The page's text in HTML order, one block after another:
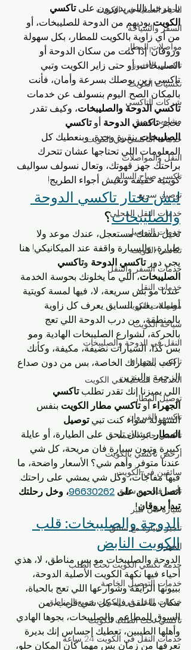
الحياة العملية في الكويت
السفر والسياحة
مواصلات المطار
تاكسي الأفنيوز
تكسيات الكويت
شركات التاكسي
مشاوير يومية
خدمات التاكسي في الكويت
النقل والمواصلات
تاكسي صباح السالم
توصيل سريع
خدمات النقل المحلي
خدمات التوصيل
تكاسي الكويت
خدمات السفر والتنقل
خدمات النقل
مواصلات الكويت
سياحة الكويت
النقل في الدوحة والصليبخات
تاكسي الجهراء
الخدمات المحلية في الكويت
توصيل المطار
تاكسي القيروان
تاكسي جابر الأحمد
أرخص تاكسي بالكويت
سائقين في الكويت
تأجير فان مع سايق
سيارة فان كبير
تأجير سيارة مع سائق
الجهراء
خدمة تكسي الكويت تحت الطلب
خدمات التوصيل الخاصة
خدمات النقل في الكويت جميع المناطق
تاكسي تحت الطلب الكويت
خدمات النقل في الكويت 24 ساعة
يا مرحبا باللي يدورون على تاكسي
الكويت يوديهم من الدوحة للصليبخات، أو
من أي زاوية بالكويت للمطار، بكل سهولة
وروقان! إذا كنت من سكان الدوحة أو
الصليبخات، أو حتى زاير الكويت وتبي
تاكسي زين يوصلك بسرعة وأمان، فأنت
بالمكان الصح. اليوم بنسولف عن خدمات
تاكسي الدوحة والصليبخات، وكيف تقدر
تحجز تاكسي الدوحة أو تاكسي
الصليبخات بنقرة وحدة، وبنعطيك كل
المعلومات اللي تحتاجها عشان تتحرك
براحتك. جهز قهوتك، وتعال نسولف سواليف
كويتية خفيفة ونعيش أجواء الطريج!
ليش تختار تاكسي الدوحة
والصليبخات؟
تخيل نفسك مستعجل، عندك موعد ولا
طيارة، والسيارة واقفة عند الميكانيكي! هنا
يجي دور تاكسي الدوحة وتاكسي
الصليبخات، اللي ما يخلونك بحوسة. الخدمة
عندنا مو بس سريعة، لا، فيها لمسة كويتية
أصيلة، يعني السايق يعرف كل زاوية
بالمنطقة، من درب الدوحة اللي تعج
بالحركة، لشوارع الصليبخات الهادية. ومو
بس كذا، السيارات نضيفة، مكيفة، وكأنك
راكب بسيارتك الخاصة، بس من دون صداع
الزحمة والبنزين.
اللي يميزنا إنك تقدر تطلب تاكسي
الجهراء أو تاكسي مطار الكويت بنفس
السهولة. سواء كنت تبي توصيل
المطار عشان تلحق على الطيارة، أو عايلة
كبيرة وتبون سيارة فان مريحة، كل شي
عندنا متوفر. وأهم شي؟ الأسعار واضحة، ما
فيها مفاجآت، وكل شي يمشي على راحتك.
اتصل الحين على 96630262، وخل رحلتك
تبدأ بروقان!
الدوحة والصليبخات: قلب
الكويت النابض
الدوحة والصليبخات مو بس مناطق، لا، هذي
أحياء فيها نكهة الكويت الأصلية. الدوحة،
ببيوتها الرايقة وشوارعها اللي تعج بالحياة،
مكان ما تلقى فيه كل شي قريب، من
السوق للمطاعم. والصليبخات، بجوها الهادي
وأهلها الطيبين، تعطيك إحساس إنك بديرة
تعرفها من زمان. بس مهما كان المكان حلو،